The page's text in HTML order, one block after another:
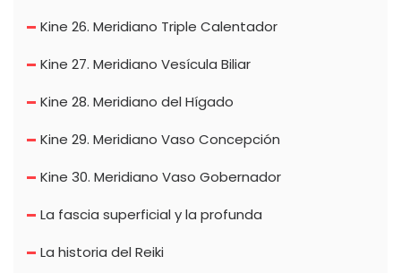
Kine 26. Meridiano Triple Calentador
Kine 27. Meridiano Vesícula Biliar
Kine 28. Meridiano del Hígado
Kine 29. Meridiano Vaso Concepción
Kine 30. Meridiano Vaso Gobernador
La fascia superficial y la profunda
La historia del Reiki